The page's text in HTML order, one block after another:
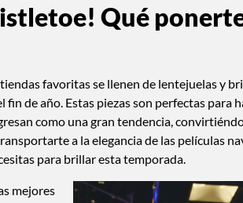
Qué
favoritas se llenen de lentejuelas y
fin de año. Estas piezas son perfectas
como una gran tendencia,
a la elegancia de las películas
para brillar esta temporada.